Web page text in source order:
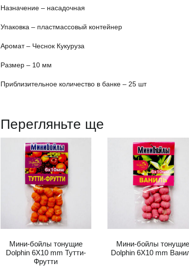
Назначение – насадочная
Упаковка – пластмассовый контейнер
Аромат – Чеснок Кукуруза
Размер – 10 мм
Приблизительное количество в банке – 25 шт
Перегляньте ще
Мини-бойлы тонущие
Dolphin 6X10 mm Тутти-
Фрутти
Мини-бойлы тонущие
Dolphin 6X10 mm